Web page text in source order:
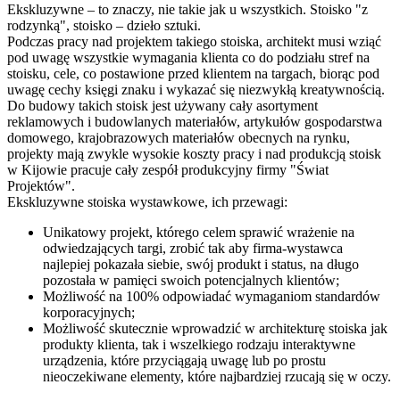
Ekskluzywne – to znaczy, nie takie jak u wszystkich. Stoisko "z
rodzynką", stoisko – dzieło sztuki.
Podczas pracy nad projektem takiego stoiska, architekt musi wziąć
pod uwagę wszystkie wymagania klienta co do podziału stref na
stoisku, cele, co postawione przed klientem na targach, biorąc pod
uwagę cechy księgi znaku i wykazać się niezwykłą kreatywnością.
Do budowy takich stoisk jest używany cały asortyment
reklamowych i budowlanych materiałów, artykułów gospodarstwa
domowego, krajobrazowych materiałów obecnych na rynku,
projekty mają zwykle wysokie koszty pracy i nad produkcją stoisk
w Kijowie pracuje cały zespół produkcyjny firmy "Świat
Projektów".
Ekskluzywne stoiska wystawkowe, ich przewagi:
Unikatowy projekt, którego celem sprawić wrażenie na
odwiedzających targi, zrobić tak aby firma-wystawca
najlepiej pokazała siebie, swój produkt i status, na długo
pozostała w pamięci swoich potencjalnych klientów;
Możliwość na 100% odpowiadać wymaganiom standardów
korporacyjnych;
Możliwość skutecznie wprowadzić w architekturę stoiska jak
produkty klienta, tak i wszelkiego rodzaju interaktywne
urządzenia, które przyciągają uwagę lub po prostu
nieoczekiwane elementy, które najbardziej rzucają się w oczy.